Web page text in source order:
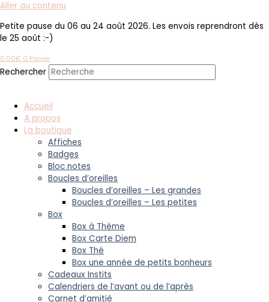
Aller au contenu
Petite pause du 06 au 24 août 2026. Les envois reprendront dès
le 25 août :-)
0.00€ 0 Panier
Rechercher
Accueil
A propos
La boutique
Affiches
Badges
Bloc notes
Boucles d’oreilles
Boucles d’oreilles – Les grandes
Boucles d’oreilles – Les petites
Box
Box à Thème
Box Carte Diem
Box Thé
Box une année de petits bonheurs
Cadeaux Instits
Calendriers de l’avant ou de l’après
Carnet d’amitié